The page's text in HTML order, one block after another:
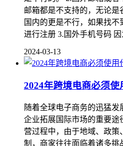
邮箱都是不支持的，无论是
国内的更是不行，如果找
进行注册 3.国外手机号码
2024-03-13
2024年跨境电商必须
随着全球电子商务的迅猛
企业拓展国际市场的重要
营过程中，由于地域、政
制，商家往往面临着诸多